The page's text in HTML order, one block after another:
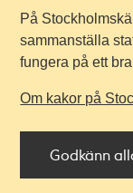
På
sammanställa
fungera på ett
Om kakor på
Godkänn